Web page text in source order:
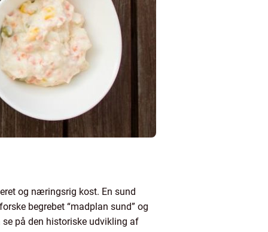
og næringsrig kost. En sund
begrebet “madplan sund” og
på den historiske udvikling af